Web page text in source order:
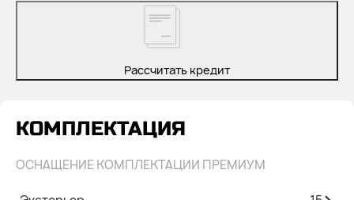
Рассчитать кредит
КОМПЛЕКТАЦИЯ
ОСНАЩЕНИЕ КОМПЛЕКТАЦИИ ПРЕМИУМ